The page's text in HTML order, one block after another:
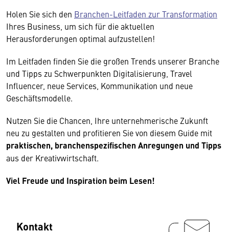
Holen Sie sich den Branchen-Leitfaden zur Transformation
Ihres Business, um sich für die aktuellen
Herausforderungen optimal aufzustellen!
Im Leitfaden finden Sie die großen Trends unserer Branche
und Tipps zu Schwerpunkten Digitalisierung, Travel
Influencer, neue Services, Kommunikation und neue
Geschäftsmodelle.
Nutzen Sie die Chancen, Ihre unternehmerische Zukunft
neu zu gestalten und profitieren Sie von diesem Guide mit
praktischen, branchenspezifischen Anregungen und Tipps
aus der Kreativwirtschaft.
Viel Freude und Inspiration beim Lesen!
Kontakt